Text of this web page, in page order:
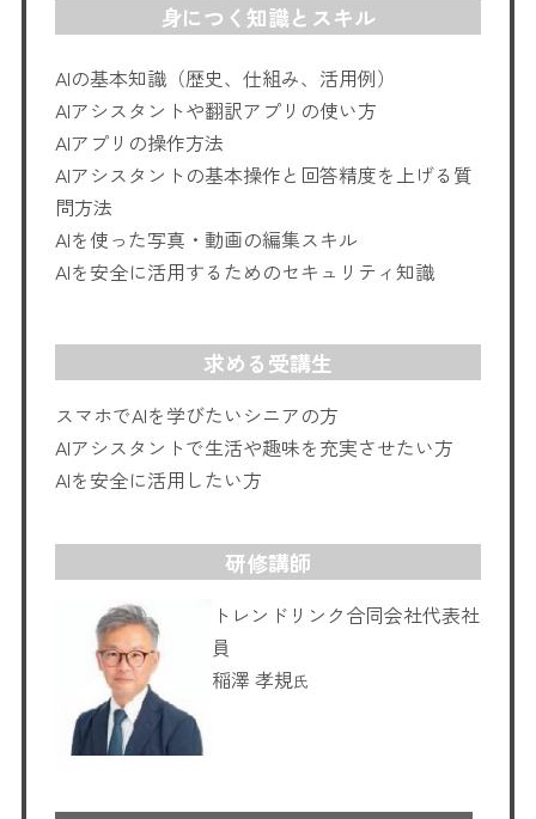
身につく知識とスキル
AIの基本知識（歴史、仕組み、活用例）
AIアシスタントや翻訳アプリの使い方
AIアプリの操作方法
AIアシスタントの基本操作と回答精度を上げる質
問方法
AIを使った写真・動画の編集スキル
AIを安全に活用するためのセキュリティ知識
求める受講生
スマホでAIを学びたいシニアの方
AIアシスタントで生活や趣味を充実させたい方
AIを安全に活用したい方
研修講師
トレンドリンク合同会社代表社
員
稲澤 孝規氏